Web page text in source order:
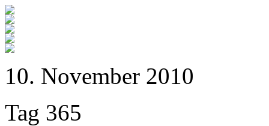
10. November 2010
Tag 365